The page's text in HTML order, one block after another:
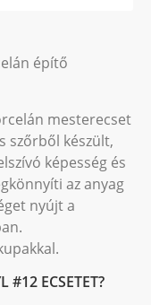
építő
mesterecset
szőrből készült,
képesség és
az anyag
nyújt a
#12 ECSETET?